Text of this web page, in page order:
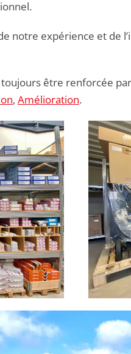
notre expérience et de
être renforcée
, Amélioration.